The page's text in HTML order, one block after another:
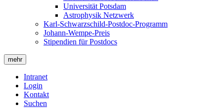
Universität Potsdam
Astrophysik Netzwerk
Karl-Schwarzschild-Postdoc-Programm
Johann-Wempe-Preis
Stipendien für Postdocs
mehr
Intranet
Login
Kontakt
Suchen